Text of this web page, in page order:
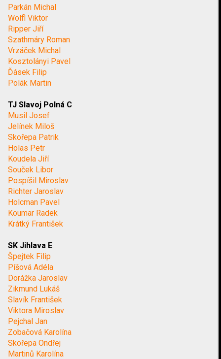
Parkán Michal
Wolfl Viktor
Ripper Jiří
Szathmáry Roman
Vrzáček Michal
Kosztolányi Pavel
Ďásek Filip
Polák Martin
TJ Slavoj Polná C
Musil Josef
Jelínek Miloš
Skořepa Patrik
Holas Petr
Koudela Jiří
Souček Libor
Pospíšil Miroslav
Richter Jaroslav
Holcman Pavel
Koumar Radek
Krátký František
SK Jihlava E
Špejtek Filip
Píšová Adéla
Dorážka Jaroslav
Zikmund Lukáš
Slavík František
Viktora Miroslav
Pejchal Jan
Zobačová Karolína
Skořepa Ondřej
Martinů Karolína